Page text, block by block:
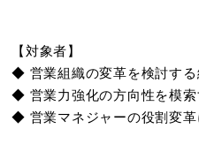
【対象者】
◆ 営業組織の変革を検討す
◆ 営業力強化の方向性を模索
◆ 営業マネジャーの役割変